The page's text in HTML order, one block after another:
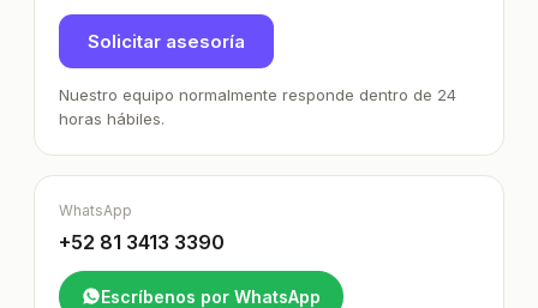
Solicitar asesoría
Nuestro equipo normalmente responde dentro de 24
horas hábiles.
WhatsApp
+52 81 3413 3390
Escríbenos por WhatsApp